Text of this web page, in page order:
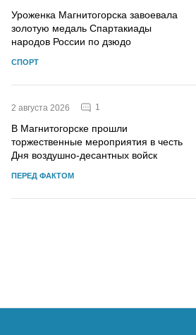
Уроженка Магнитогорска завоевала
золотую медаль Спартакиады
народов России по дзюдо
СПОРТ
2 августа 2026 1
В Магнитогорске прошли
торжественные мероприятия в честь
Дня воздушно-десантных войск
ПЕРЕД ФАКТОМ